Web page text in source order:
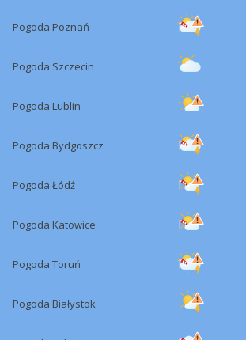
Pogoda Poznań
Pogoda Szczecin
Pogoda Lublin
Pogoda Bydgoszcz
Pogoda Łódź
Pogoda Katowice
Pogoda Toruń
Pogoda Białystok